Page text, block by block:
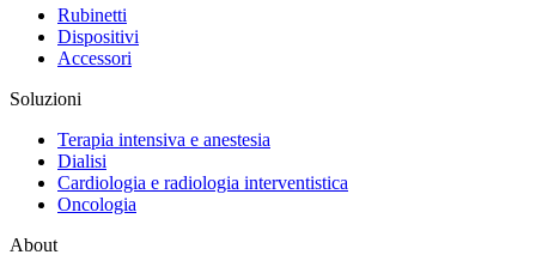
Rubinetti
Dispositivi
Accessori
Soluzioni
Terapia intensiva e anestesia
Dialisi
Cardiologia e radiologia interventistica
Oncologia
About